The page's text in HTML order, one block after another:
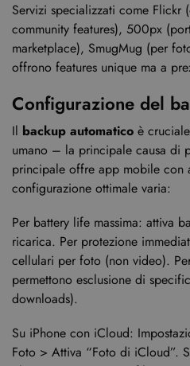
Servizi specializzati come
community features), 500px
marketplace), SmugMug (per
offrono features unique ma a
Configurazione del
Il backup automatico è
umano – la principale causa di
principale offre app mobile con
configurazione ottimale varia:
Per battery life massima: attiva
ricarica. Per protezione
cellulari per foto (non video).
permettono esclusione di
downloads).
Su iPhone con iCloud:
Foto > Attiva “Foto di iCloud”.